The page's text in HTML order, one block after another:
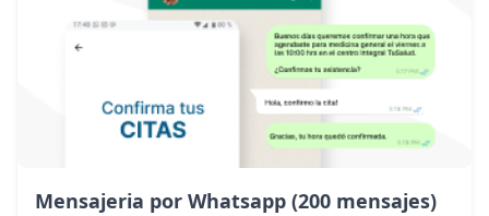
Mensajeria por Whatsapp (200 mensajes)